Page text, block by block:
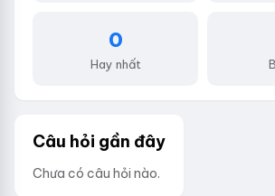
0
Hay nhất
Câu hỏi gần đây
Chưa có câu hỏi nào.